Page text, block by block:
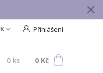
Přihlášení
0 ks 0 Kč